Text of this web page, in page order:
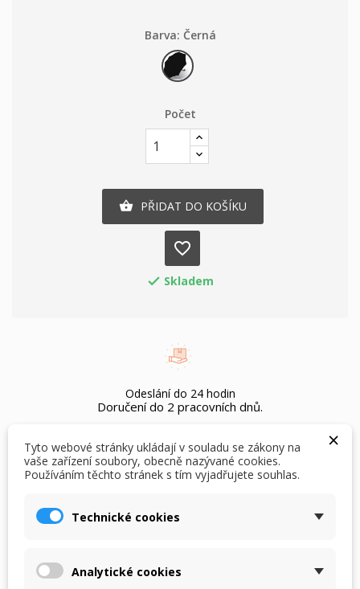
Barva: Černá
Černá
Počet
 PŘIDAT DO KOŠÍKU
favorite_border
 Skladem
Odeslání do 24 hodin
Doručení do 2 pracovních dnů.
Možnost vrácení bez udání důvodu do 60 dnů.
Doprava zdarma
add_circle_outline Vytvořit nový seznam
×
Tyto webové stránky ukládají v souladu se zákony na
vaše zařízení soubory, obecně nazývané cookies.
Používáním těchto stránek s tím vyjadřujete souhlas.
Technické cookies
Analytické cookies